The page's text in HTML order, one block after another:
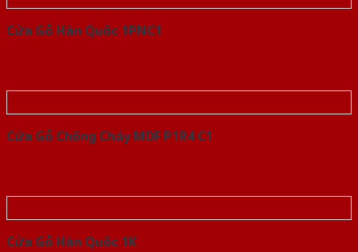
Cửa Gỗ Hàn Quốc 1PNC1
Cửa Gỗ Chống Cháy MDF P1R4 C1
Cửa Gỗ Hàn Quốc 1K